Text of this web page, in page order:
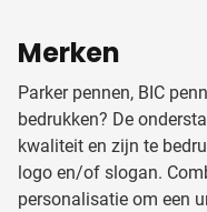
Merken
Parker pennen, BIC
bedrukken? De
kwaliteit en zijn te
logo en/of slogan.
personalisatie om een